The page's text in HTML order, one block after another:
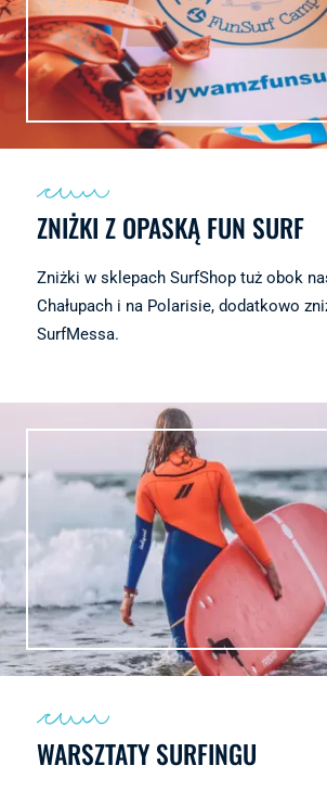
ZNIŻKI Z OPASKĄ FUN SURF
Zniżki w sklepach SurfShop tuż obok
Chałupach i na Polarisie, dodatkowo
SurfMessa.
WARSZTATY SURFINGU